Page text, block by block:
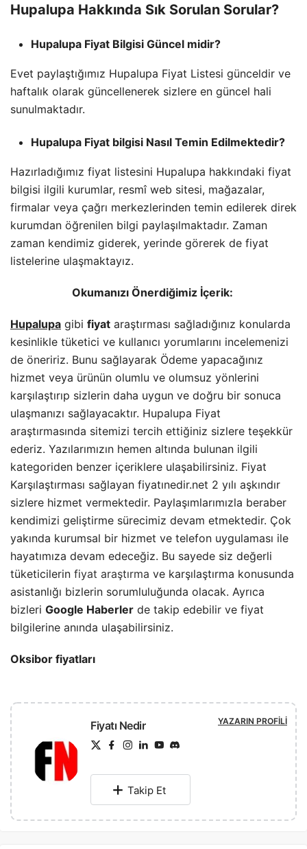
Hupalupa Hakkında Sık Sorulan Sorular?
Hupalupa Fiyat Bilgisi Güncel midir?
Evet paylaştığımız Hupalupa Fiyat Listesi günceldir ve
haftalık olarak güncellenerek sizlere en güncel hali
sunulmaktadır.
Hupalupa Fiyat bilgisi Nasıl Temin Edilmektedir?
Hazırladığımız fiyat listesini Hupalupa hakkındaki fiyat
bilgisi ilgili kurumlar, resmî web sitesi, mağazalar,
firmalar veya çağrı merkezlerinden temin edilerek direk
kurumdan öğrenilen bilgi paylaşılmaktadır. Zaman
zaman kendimiz giderek, yerinde görerek de fiyat
listelerine ulaşmaktayız.
Okumanızı Önerdiğimiz İçerik:
Hupalupa gibi fiyat araştırması sağladığınız konularda
kesinlikle tüketici ve kullanıcı yorumlarını incelemenizi
de öneririz. Bunu sağlayarak Ödeme yapacağınız
hizmet veya ürünün olumlu ve olumsuz yönlerini
karşılaştırıp sizlerin daha uygun ve doğru bir sonuca
ulaşmanızı sağlayacaktır. Hupalupa Fiyat
araştırmasında sitemizi tercih ettiğiniz sizlere teşekkür
ederiz. Yazılarımızın hemen altında bulunan ilgili
kategoriden benzer içeriklere ulaşabilirsiniz. Fiyat
Karşılaştırması sağlayan fiyatınedir.net 2 yılı aşkındır
sizlere hizmet vermektedir. Paylaşımlarımızla beraber
kendimizi geliştirme sürecimiz devam etmektedir. Çok
yakında kurumsal bir hizmet ve telefon uygulaması ile
hayatımıza devam edeceğiz. Bu sayede siz değerli
tüketicilerin fiyat araştırma ve karşılaştırma konusunda
asistanlığı bizlerin sorumluluğunda olacak. Ayrıca
bizleri Google Haberler de takip edebilir ve fiyat
bilgilerine anında ulaşabilirsiniz.
Oksibor fiyatları
Fiyatı Nedir YAZARIN PROFILI
Takip Et